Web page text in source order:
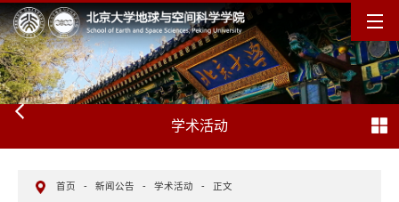
学术活动
首页 - 新闻公告 - 学术活动 - 正文